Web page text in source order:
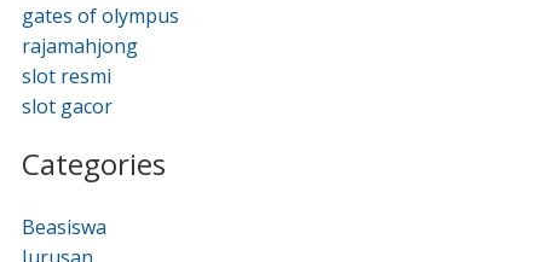
gates of olympus
rajamahjong
slot resmi
slot gacor
Categories
Beasiswa